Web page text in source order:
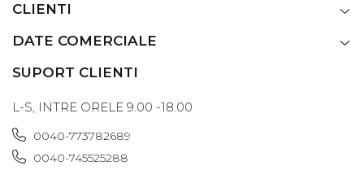
CLIENTI
DATE COMERCIALE
SUPORT CLIENTI
L-S, INTRE ORELE 9.00 -18.00
0040-773782689
0040-745525288